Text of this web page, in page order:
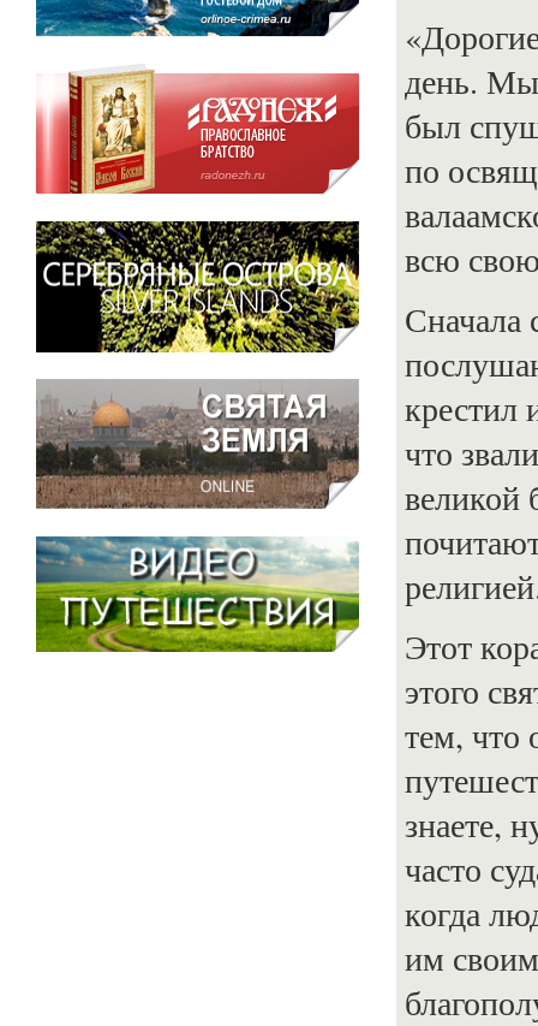
день. Мы
был
по
всю
Сначала
крестил
что
великой
Этот
этого
тем, что
знаете,
часто
когда
им